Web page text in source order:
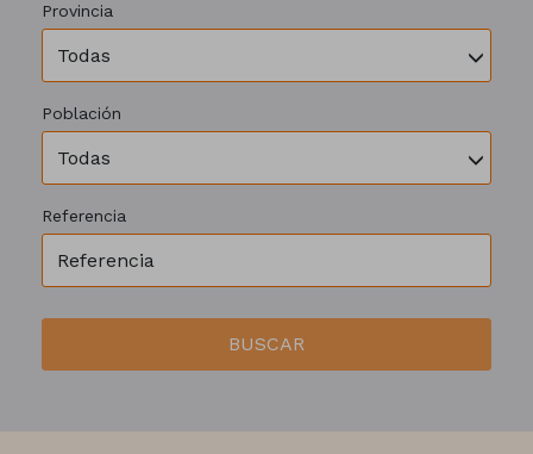
Provincia
Todas
Población
Todas
Referencia
BUSCAR